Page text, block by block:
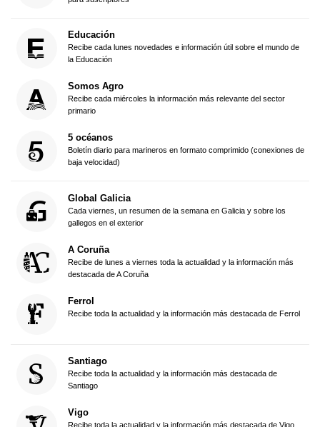
Educación
Recibe cada lunes novedades e información útil sobre el mundo de
la Educación
Somos Agro
Recibe cada miércoles la información más relevante del sector
primario
5 océanos
Boletín diario para marineros en formato comprimido (conexiones de
baja velocidad)
Global Galicia
Cada viernes, un resumen de la semana en Galicia y sobre los
gallegos en el exterior
A Coruña
Recibe de lunes a viernes toda la actualidad y la información más
destacada de A Coruña
Ferrol
Recibe toda la actualidad y la información más destacada de Ferrol
Santiago
Recibe toda la actualidad y la información más destacada de
Santiago
Vigo
Recibe toda la actualidad y la información más destacada de Vigo